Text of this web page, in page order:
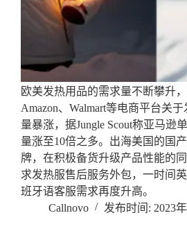
欧美发热用品的需求量不断攀升
Amazon、Walmart等电商平台关
量暴涨，据Jungle Scout称亚马逊
量涨至10倍之多。出海美国的国
牌，在积极备货升级产品性能的
求发热服售后服务外包，一时间
班牙语客服需求再度升高。
Callnovo
2023